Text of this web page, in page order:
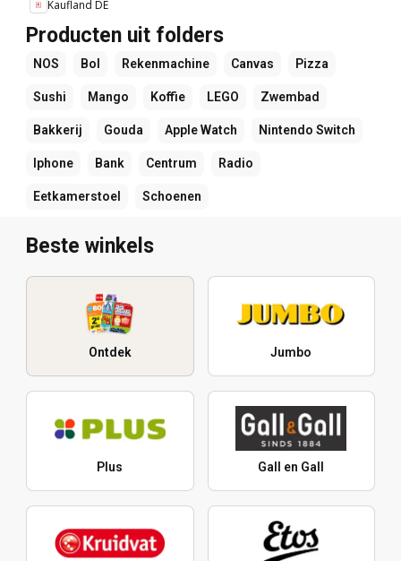
Kaufland DE
Producten uit folders
NOS Bol Rekenmachine Canvas Pizza
Sushi Mango Koffie LEGO Zwembad
Bakkerij Gouda Apple Watch Nintendo Switch
Iphone Bank Centrum Radio
Eetkamerstoel Schoenen
Beste winkels
Ontdek Jumbo
Plus Gall en Gall